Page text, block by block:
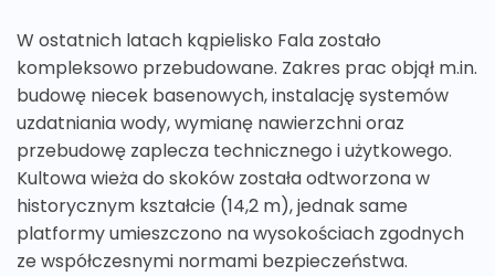
W ostatnich latach kąpielisko Fala zostało
kompleksowo przebudowane. Zakres prac objął m.in.
budowę niecek basenowych, instalację systemów
uzdatniania wody, wymianę nawierzchni oraz
przebudowę zaplecza technicznego i użytkowego.
Kultowa wieża do skoków została odtworzona w
historycznym kształcie (14,2 m), jednak same
platformy umieszczono na wysokościach zgodnych
ze współczesnymi normami bezpieczeństwa.